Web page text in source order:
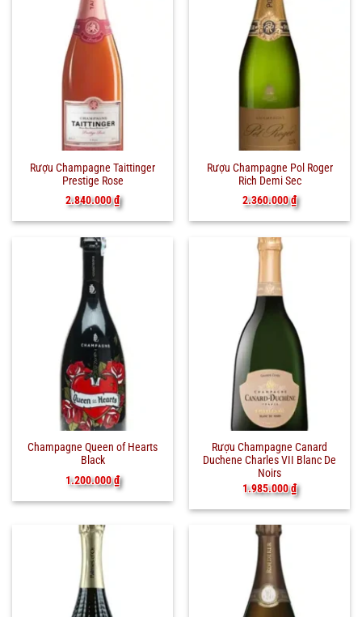
Rượu Champagne Taittinger
Prestige Rose
2.840.000₫
Rượu Champagne Pol Roger
Rich Demi Sec
2.360.000₫
Champagne Queen of Hearts
Black
1.200.000₫
Rượu Champagne Canard
Duchene Charles VII Blanc De
Noirs
1.985.000₫